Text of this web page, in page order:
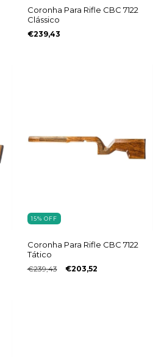
Coronha Para Rifle CBC 7122
Clássico
€239,43
15% OFF
Coronha Para Rifle CBC 7122
Tático
€239,43 €203,52